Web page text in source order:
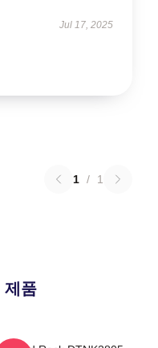
Jul 17, 2025
1 / 1
제품